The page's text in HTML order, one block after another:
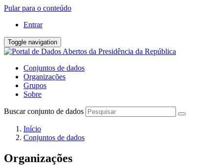
Pular para o conteúdo
Entrar
Toggle navigation
Conjuntos de dados
Organizações
Grupos
Sobre
Buscar conjunto de dados
Início
Conjuntos de dados
Organizações